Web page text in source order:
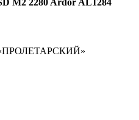
M2 2280 Ardor AL1284
«ПРОЛЕТАРСКИЙ»